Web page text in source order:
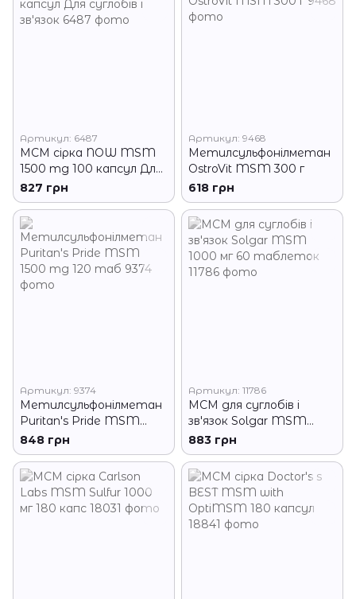
Артикул: 6487
МСМ сірка NOW MSM
1500 mg 100 капсул Для
суглобів і зв'язок
827 грн
Артикул: 9468
Метилсульфонілметан
OstroVit MSM 300 г
618 грн
Артикул: 9374
Метилсульфонілметан
Puritan's Pride MSM
1500 mg 120 таб
848 грн
Артикул: 11786
МСМ для суглобів і
зв'язок Solgar MSM
1000 мг 60 таблеток
883 грн